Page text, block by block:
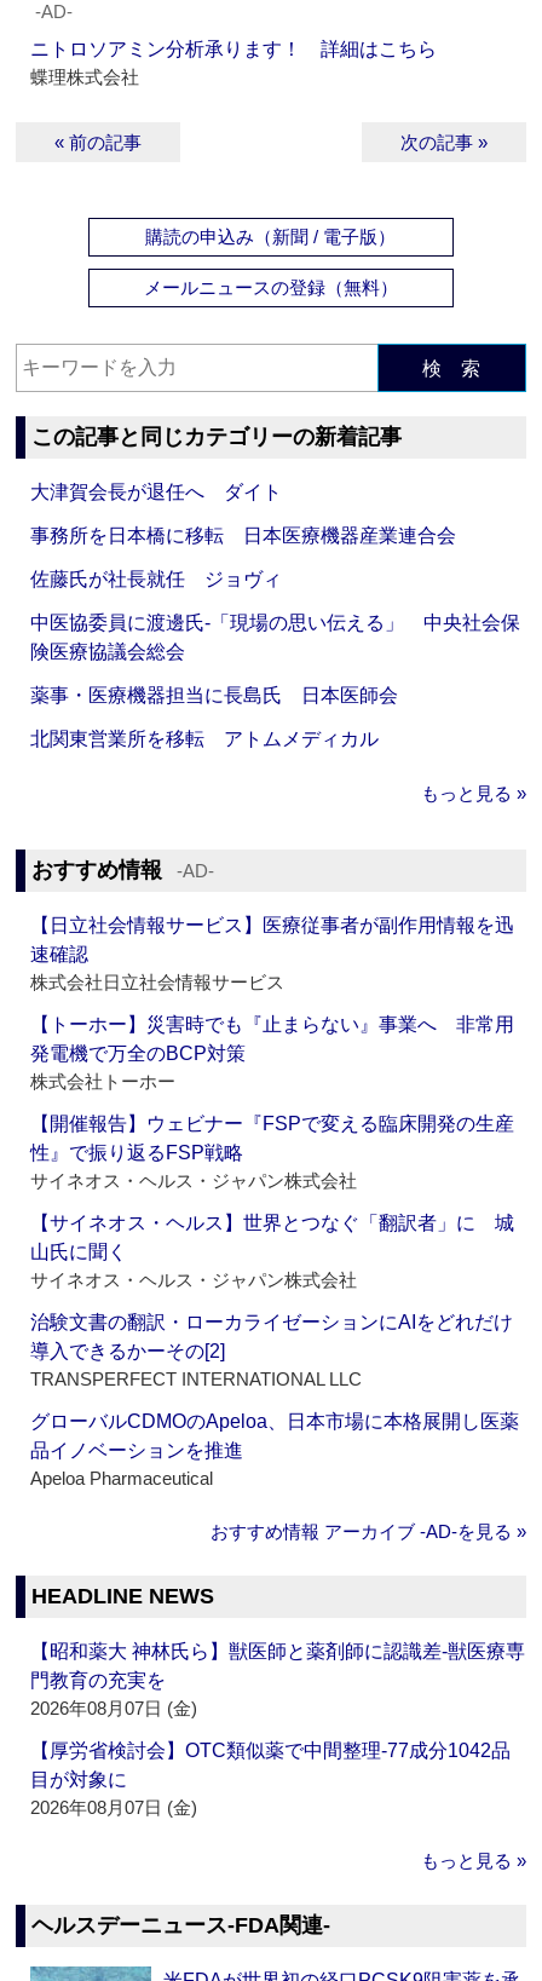
‐AD‐
ニトロソアミン分析承ります！ 詳細はこちら
蝶理株式会社
« 前の記事 次の記事 »
購読の申込み（新聞 / 電子版）
メールニュースの登録（無料）
検 索
この記事と同じカテゴリーの新着記事
大津賀会長が退任へ ダイト
事務所を日本橋に移転 日本医療機器産業連合会
佐藤氏が社長就任 ジョヴィ
中医協委員に渡邊氏‐「現場の思い伝える」 中央社会保
険医療協議会総会
薬事・医療機器担当に長島氏 日本医師会
北関東営業所を移転 アトムメディカル
もっと見る »
おすすめ情報 ‐AD‐
【日立社会情報サービス】医療従事者が副作用情報を迅
速確認
株式会社日立社会情報サービス
【トーホー】災害時でも『止まらない』事業へ 非常用
発電機で万全のBCP対策
株式会社トーホー
【開催報告】ウェビナー『FSPで変える臨床開発の生産
性』で振り返るFSP戦略
サイネオス・ヘルス・ジャパン株式会社
【サイネオス・ヘルス】世界とつなぐ「翻訳者」に 城
山氏に聞く
サイネオス・ヘルス・ジャパン株式会社
治験文書の翻訳・ローカライゼーションにAIをどれだけ
導入できるかーその[2]
TRANSPERFECT INTERNATIONAL LLC
グローバルCDMOのApeloa、日本市場に本格展開し医薬
品イノベーションを推進
Apeloa Pharmaceutical
おすすめ情報 アーカイブ ‐AD‐を見る »
HEADLINE NEWS
【昭和薬大 神林氏ら】獣医師と薬剤師に認識差‐獣医療専
門教育の充実を
2026年08月07日 (金)
【厚労省検討会】OTC類似薬で中間整理‐77成分1042品
目が対象に
2026年08月07日 (金)
もっと見る »
ヘルスデーニュース‐FDA関連‐